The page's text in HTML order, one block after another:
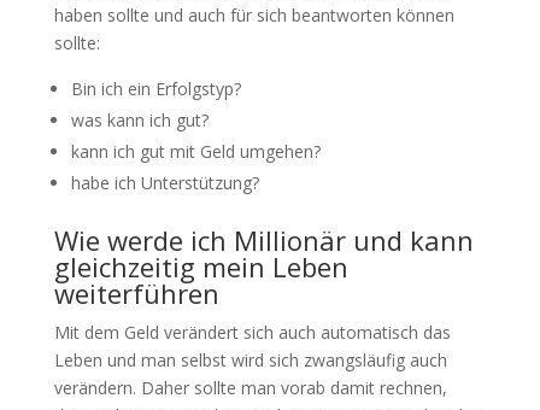
haben sollte und auch für sich beantworten können
sollte:
Bin ich ein Erfolgstyp?
was kann ich gut?
kann ich gut mit Geld umgehen?
habe ich Unterstützung?
Wie werde ich Millionär und kann
gleichzeitig mein Leben
weiterführen
Mit dem Geld verändert sich auch automatisch das
Leben und man selbst wird sich zwangsläufig auch
verändern. Daher sollte man vorab damit rechnen,